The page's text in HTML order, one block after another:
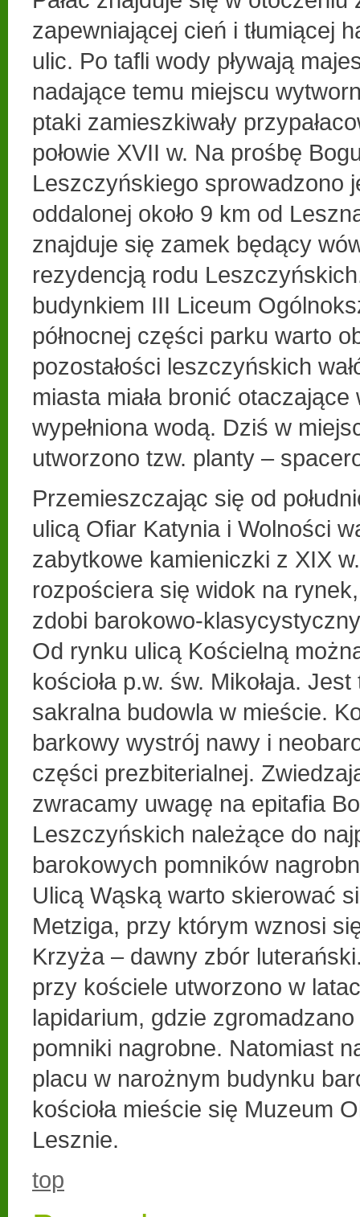
zapewniającej cień i tłumiącej
ulic. Po tafli wody pływają
nadające temu miejscu
ptaki zamieszkiwały
połowie XVII w. Na prośbę
Leszczyńskiego sprowadzono
oddalonej około 9 km od
znajduje się zamek będący
rezydencją rodu
budynkiem III Liceum
północnej części parku warto
pozostałości leszczyńskich
miasta miała bronić otaczające
wypełniona wodą. Dziś w
utworzono tzw. planty –
Przemieszczając się od
ulicą Ofiar Katynia i Wolności
zabytkowe kamieniczki z XIX
rozpościera się widok na
zdobi barokowo-
Od rynku ulicą Kościelną
kościoła p.w. św. Mikołaja.
sakralna budowla w mieście.
barkowy wystrój nawy i
części prezbiterialnej.
zwracamy uwagę na epitafia
Leszczyńskich należące do
barokowych pomników
Ulicą Wąską warto skierować
Metziga, przy którym wznosi
Krzyża – dawny zbór
przy kościele utworzono w
lapidarium, gdzie zgromadzano
pomniki nagrobne. Natomiast
placu w narożnym budynku
kościoła mieście się Muzeum
Lesznie.
top